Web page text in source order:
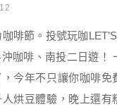
啡節。投號玩咖
咖啡、南投二日遊！
今年不只讓你咖啡免
烘豆體驗，晚上還有